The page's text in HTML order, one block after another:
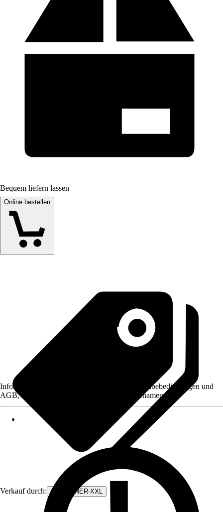
Bequem liefern lassen
Online bestellen
Verkauf durch: CONTAINER-XXL
Informationen des Verkäufers, wie z. B. Rückgabebedingungen und
AGB, finden Sie bei Klick auf den Verkäufernamen.